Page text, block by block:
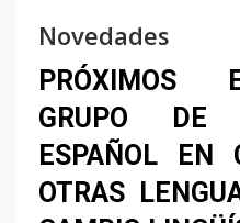
Novedades
PRÓXIMOS
GRUPO DE
ESPAÑOL EN
OTRAS